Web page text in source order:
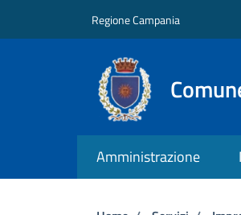
Regione Campania
Amministrazione